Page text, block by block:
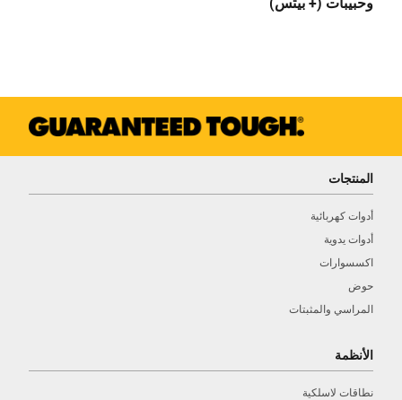
المنتجات
أدوات كهربائية
أدوات يدوية
اكسسوارات
حوض
المراسي والمثبتات
الأنظمة
نطاقات لاسلكية